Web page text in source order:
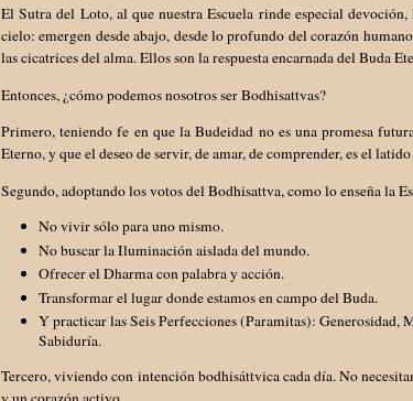
El Sutra del Loto, al que nuestra Escuela rinde especial
cielo: emergen desde abajo, desde lo profundo del corazón
las cicatrices del alma. Ellos son la respuesta encarnada del Buda
Entonces, ¿cómo podemos nosotros ser Bodhisattvas?
Primero, teniendo fe en que la Budeidad no es una promesa
Eterno, y que el deseo de servir, de amar, de comprender, es el
Segundo, adoptando los votos del Bodhisattva, como lo enseña la
No vivir sólo para uno mismo.
No buscar la Iluminación aislada del mundo.
Ofrecer el Dharma con palabra y acción.
Transformar el lugar donde estamos en campo del Buda.
Y practicar las Seis Perfecciones (Paramitas):
Sabiduría.
Tercero, viviendo con intención bodhisáttvica cada día. No